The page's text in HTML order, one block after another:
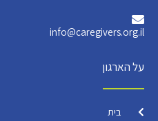
info@caregivers.org.il
על הארגון
בית